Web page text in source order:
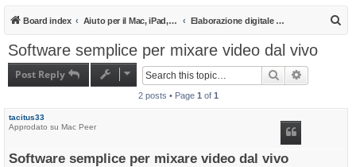
Board index Aiuto per il Mac, iPad, iPhone e iPod Elaborazione digitale su Mac
Software semplice per mixare video dal vivo
Post Reply Search
2 posts • Page 1 of 1
tacitus33
Approdato su Mac Peer
Software semplice per mixare video dal vivo